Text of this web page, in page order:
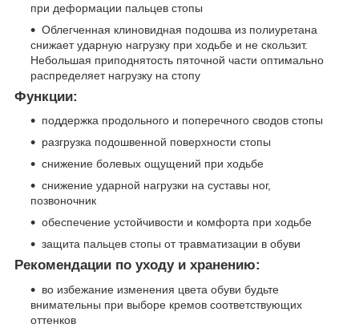
при деформации пальцев стопы
Облегченная клиновидная подошва из полиуретана
снижает ударную нагрузку при ходьбе и не скользит.
Небольшая приподнятость пяточной части оптимально
распределяет нагрузку на стопу
Функции:
поддержка продольного и поперечного сводов стопы
разгрузка подошвенной поверхности стопы
снижение болевых ощущений при ходьбе
снижение ударной нагрузки на суставы ног,
позвоночник
обеспечение устойчивости и комфорта при ходьбе
защита пальцев стопы от травматизации в обуви
Рекомендации по уходу и хранению:
во избежание изменения цвета обуви будьте
внимательны при выборе кремов соответствующих
оттенков